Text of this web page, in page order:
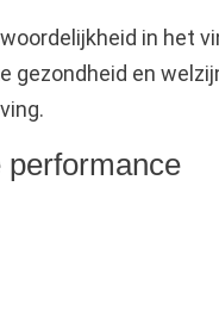
in het
gezondheid en
performance